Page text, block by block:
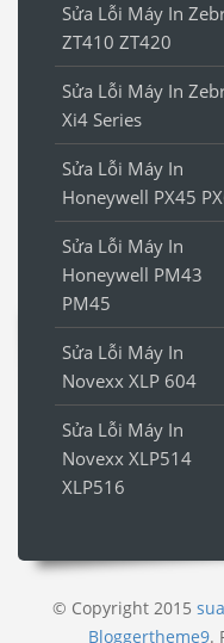
Sửa Lỗi Máy In
ZT410 ZT420
Sửa Lỗi Máy In
Xi4 Series
Sửa Lỗi Máy In
Honeywell PX45
Sửa Lỗi Máy In
Honeywell PM43
PM45
Sửa Lỗi Máy In
Novexx XLP 604
Sửa Lỗi Máy In
Novexx XLP514
XLP516
© Copyright 2015
Bloggertheme9.